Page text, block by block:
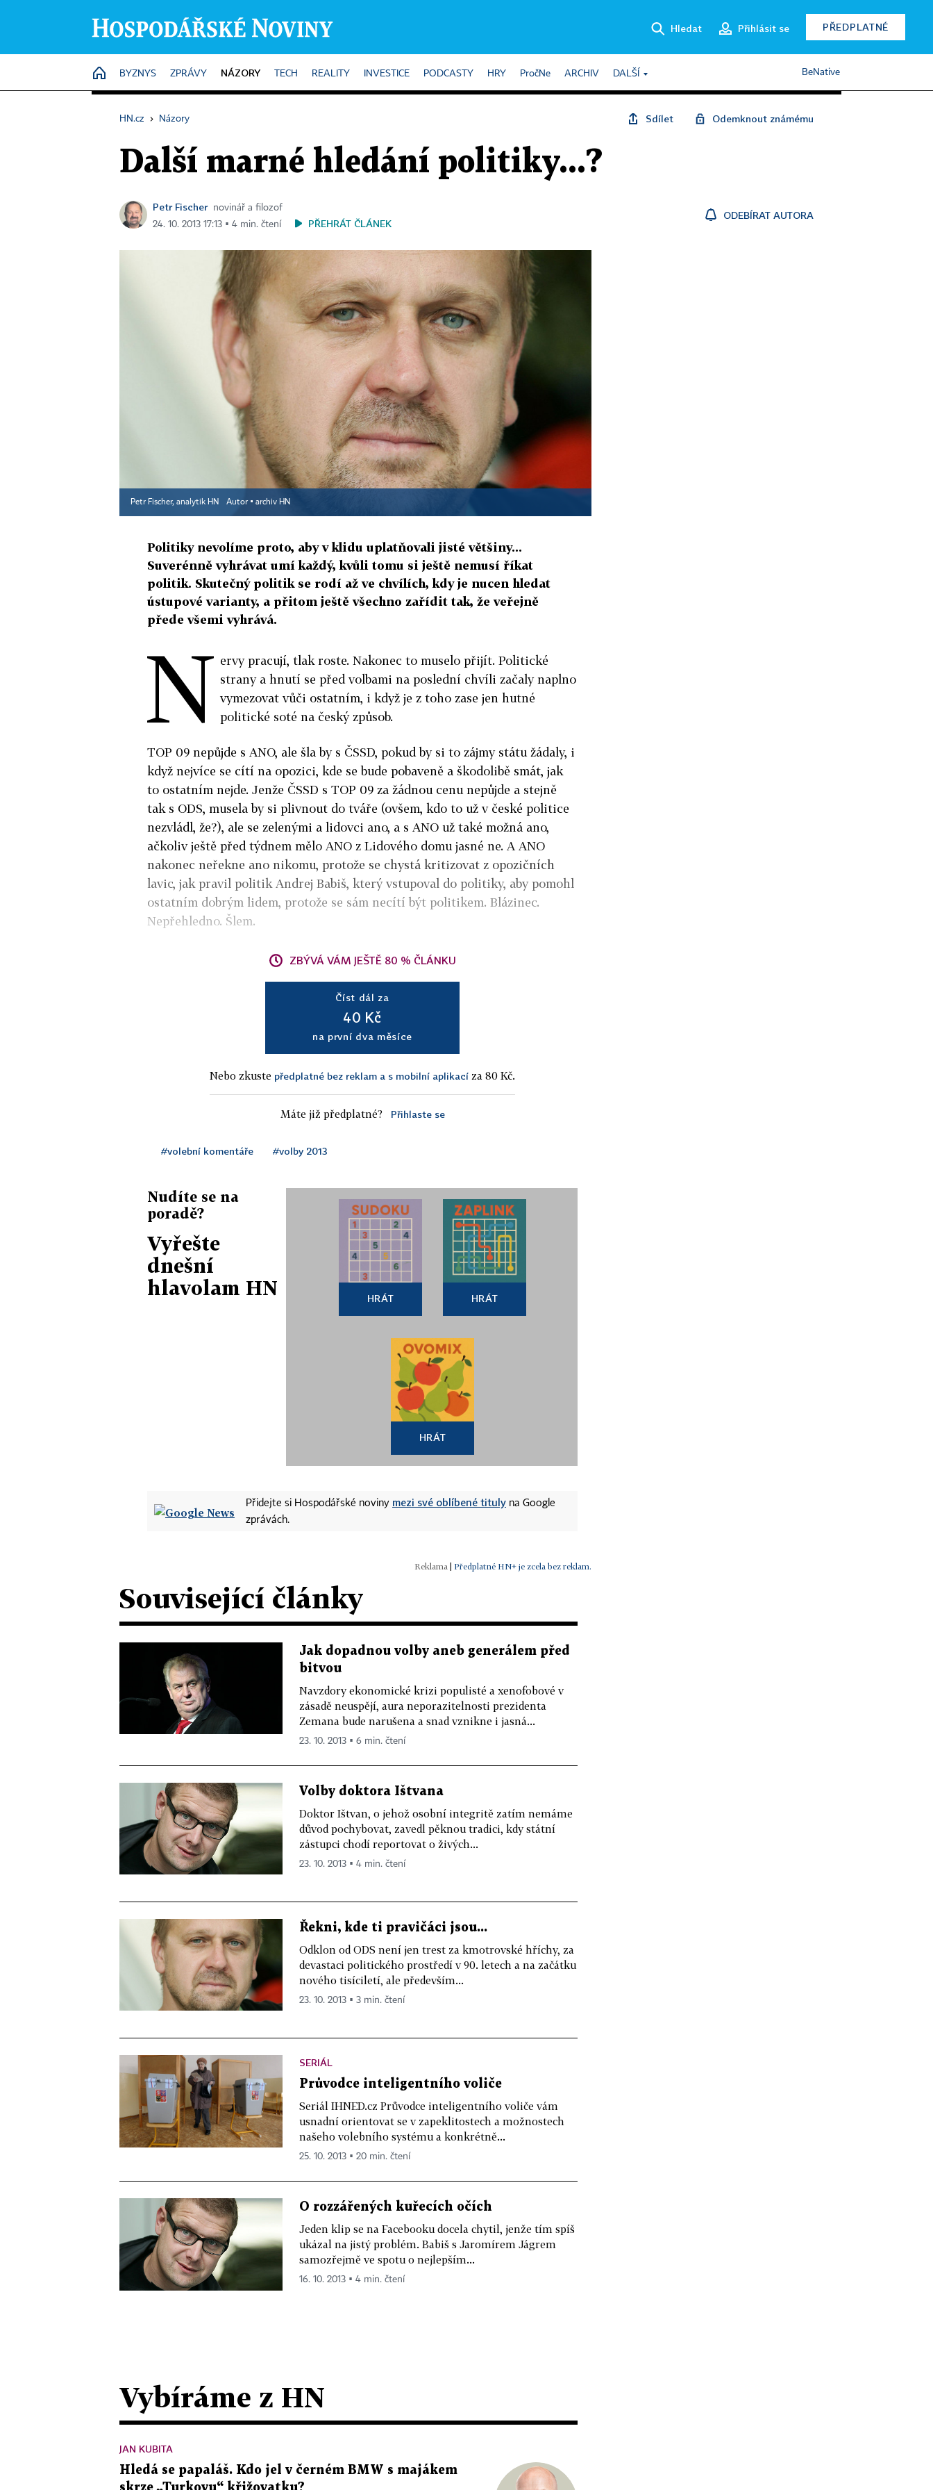
Hledat Přihlásit se PŘEDPLATNÉ
HOME
BYZNYS ZPRÁVY NÁZORY TECH REALITY INVESTICE PODCASTY HRY PročNe ARCHIV DALŠÍ BeNative
HN.cz › Názory Sdílet Odemknout známému
Další marné hledání politiky...?
Petr Fischer
novinář a filozof
24. 10. 2013 17:13 ▪ 4 min. čtení
PŘEHRÁT ČLÁNEK
ODEBÍRAT AUTORA
Petr Fischer, analytik HN Autor ▪ archiv HN
Politiky nevolíme proto, aby v klidu uplatňovali jisté většiny...
Suverénně vyhrávat umí každý, kvůli tomu si ještě nemusí říkat
politik. Skutečný politik se rodí až ve chvílích, kdy je nucen hledat
ústupové varianty, a přitom ještě všechno zařídit tak, že veřejně
přede všemi vyhrává.
N ervy pracují, tlak roste. Nakonec to muselo přijít. Politické
strany a hnutí se před volbami na poslední chvíli začaly naplno
vymezovat vůči ostatním, i když je z toho zase jen hutné
politické soté na český způsob.
TOP 09 nepůjde s ANO, ale šla by s ČSSD, pokud by si to zájmy státu žádaly, i
když nejvíce se cítí na opozici, kde se bude pobaveně a škodolibě smát, jak
to ostatním nejde. Jenže ČSSD s TOP 09 za žádnou cenu nepůjde a stejně
tak s ODS, musela by si plivnout do tváře (ovšem, kdo to už v české politice
nezvládl, že?), ale se zelenými a lidovci ano, a s ANO už také možná ano,
ačkoliv ještě před týdnem mělo ANO z Lidového domu jasné ne. A ANO
nakonec neřekne ano nikomu, protože se chystá kritizovat z opozičních
lavic, jak pravil politik Andrej Babiš, který vstupoval do politiky, aby pomohl
ostatním dobrým lidem, protože se sám necítí být politikem. Blázinec.
Nepřehledno. Šlem.
ZBÝVÁ VÁM JEŠTĚ 80 % ČLÁNKU
Číst dál za
40 Kč
na první dva měsíce
Nebo zkuste předplatné bez reklam a s mobilní aplikací za 80 Kč.
Máte již předplatné? Přihlaste se
#volební komentáře #volby 2013
Nudíte se na
poradě?
Vyřešte
dnešní
hlavolam HN
HRÁT HRÁT
HRÁT
Přidejte si Hospodářské noviny mezi své oblíbené tituly na Google
zprávách.
| Předplatné HN+ je zcela bez reklam.
Související články
Jak dopadnou volby aneb generálem před
bitvou
Navzdory ekonomické krizi populisté a xenofobové v
zásadě neuspějí, aura neporazitelnosti prezidenta
Zemana bude narušena a snad vznikne i jasná...
23. 10. 2013 ▪ 6 min. čtení
Volby doktora Ištvana
Doktor Ištvan, o jehož osobní integritě zatím nemáme
důvod pochybovat, zavedl pěknou tradici, kdy státní
zástupci chodí reportovat o živých...
23. 10. 2013 ▪ 4 min. čtení
Řekni, kde ti pravičáci jsou...
Odklon od ODS není jen trest za kmotrovské hříchy, za
devastaci politického prostředí v 90. letech a na začátku
nového tisíciletí, ale především...
23. 10. 2013 ▪ 3 min. čtení
SERIÁL
Průvodce inteligentního voliče
Seriál IHNED.cz Průvodce inteligentního voliče vám
usnadní orientovat se v zapeklitostech a možnostech
našeho volebního systému a konkrétně...
25. 10. 2013 ▪ 20 min. čtení
O rozzářených kuřecích očích
Jeden klip se na Facebooku docela chytil, jenže tím spíš
ukázal na jistý problém. Babiš s Jaromírem Jágrem
samozřejmě ve spotu o nejlepším...
16. 10. 2013 ▪ 4 min. čtení
Vybíráme z HN
JAN KUBITA
Hledá se papaláš. Kdo jel v černém BMW s majákem
skrze „Turkovu“ křižovatku?